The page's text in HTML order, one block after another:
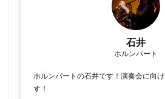
石井
ホルンパート
ホルンパートの石井です！演奏会に向
す！